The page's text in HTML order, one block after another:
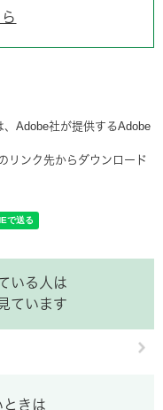
Adobe社が提供するAdobe
リンク先からダウンロード
いる人は
ています
ときは